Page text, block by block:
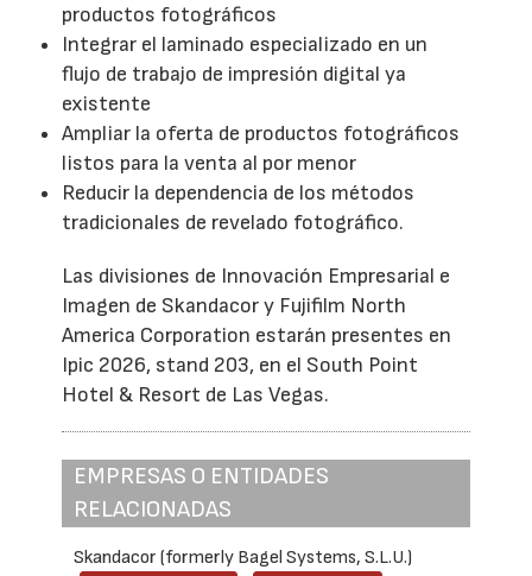
productos fotográficos
Integrar el laminado especializado en un
flujo de trabajo de impresión digital ya
existente
Ampliar la oferta de productos fotográficos
listos para la venta al por menor
Reducir la dependencia de los métodos
tradicionales de revelado fotográfico.
Las divisiones de Innovación Empresarial e
Imagen de Skandacor y Fujifilm North
America Corporation estarán presentes en
Ipic 2026, stand 203, en el South Point
Hotel & Resort de Las Vegas.
EMPRESAS O ENTIDADES
RELACIONADAS
Skandacor (formerly Bagel Systems, S.L.U.)